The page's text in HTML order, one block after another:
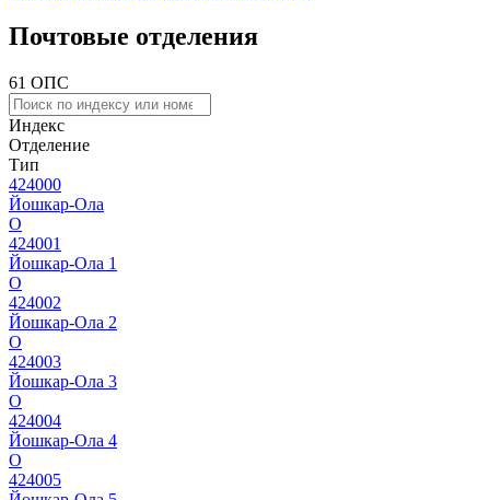
Почтовые отделения
61 ОПС
Индекс
Отделение
Тип
424000
Йошкар-Ола
О
424001
Йошкар-Ола 1
О
424002
Йошкар-Ола 2
О
424003
Йошкар-Ола 3
О
424004
Йошкар-Ола 4
О
424005